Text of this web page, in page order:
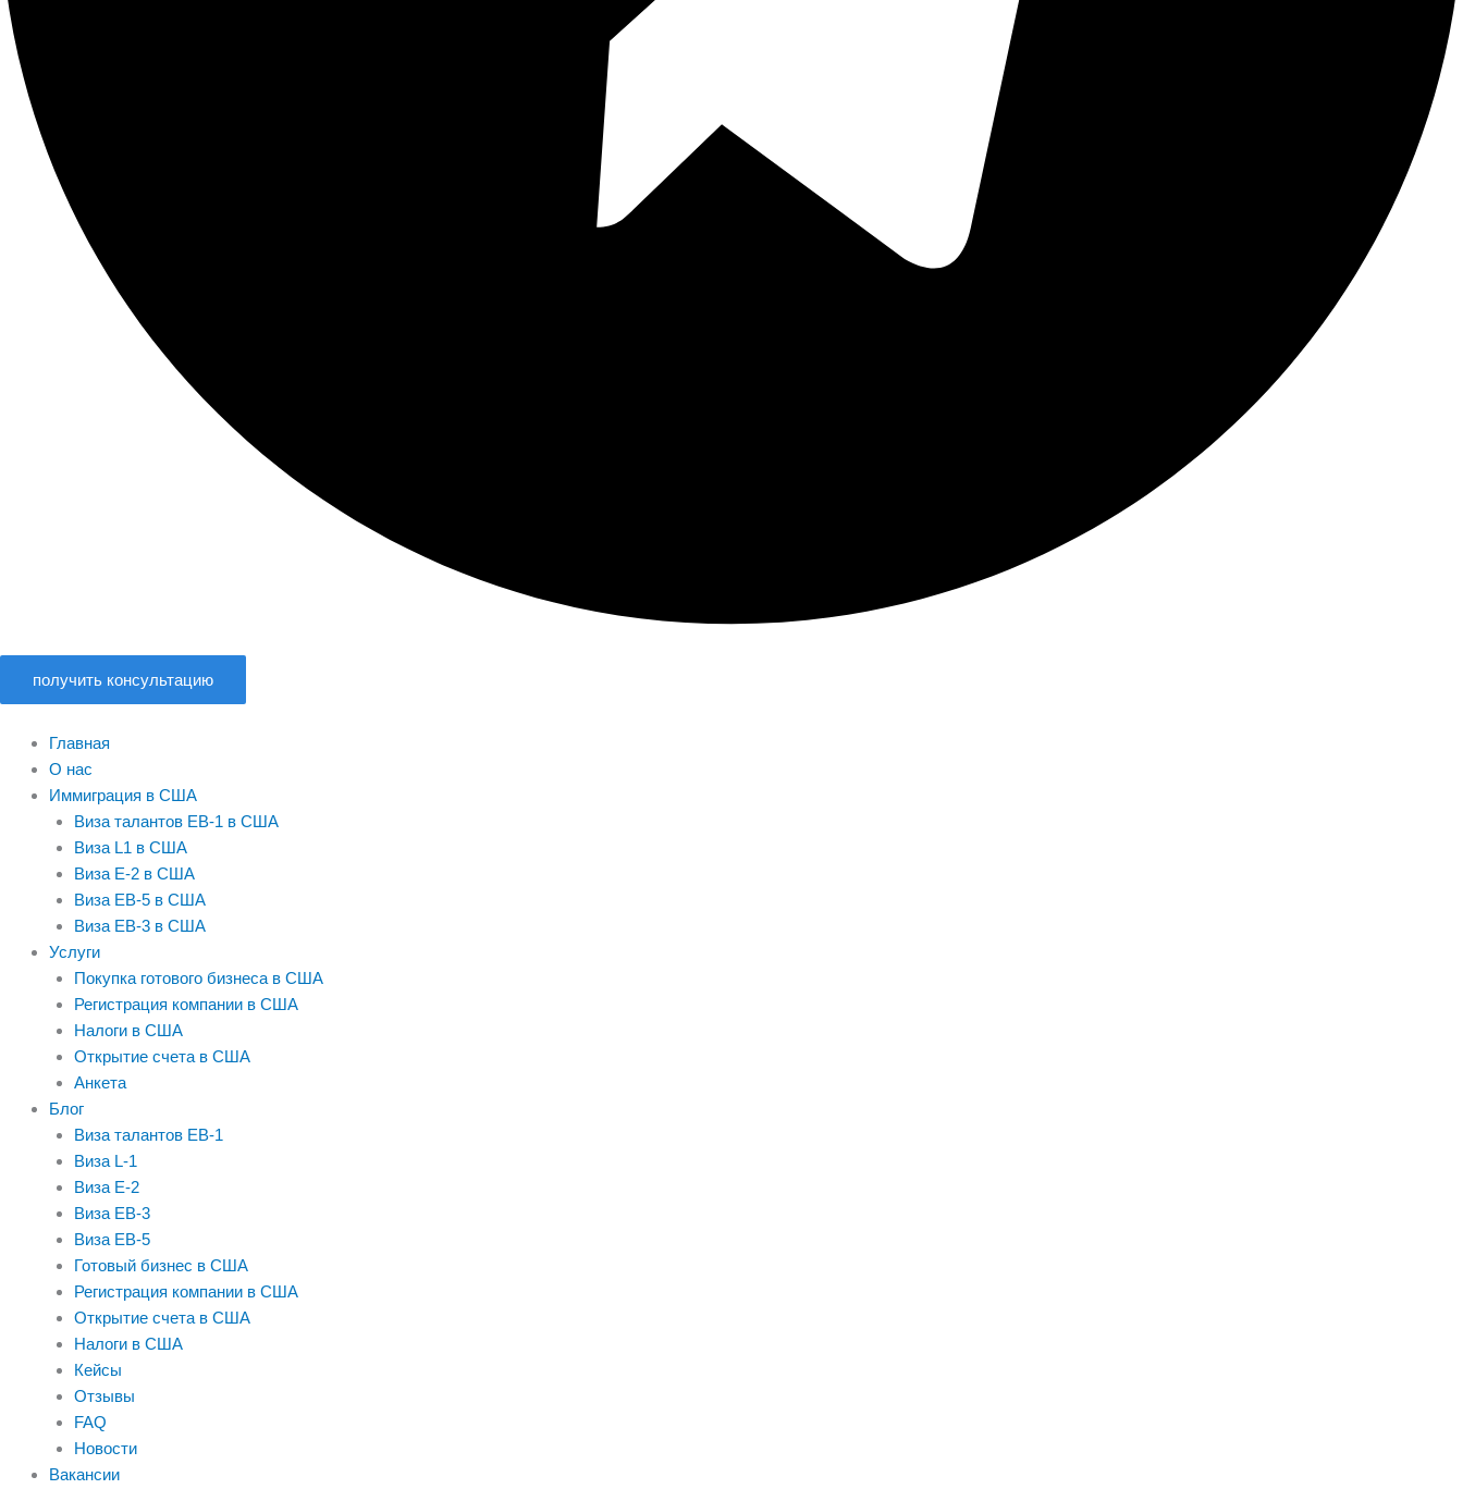
получить консультацию
Главная
О нас
Иммиграция в США
Виза талантов EB-1 в США
Виза L1 в США
Виза E-2 в США
Виза EB-5 в США
Виза EB-3 в США
Услуги
Покупка готового бизнеса в США
Регистрация компании в США
Налоги в США
Открытие счета в США
Анкета
Блог
Виза талантов EB-1
Виза L-1
Виза E-2
Виза EB-3
Виза EB-5
Готовый бизнес в США
Регистрация компании в США
Открытие счета в США
Налоги в США
Кейсы
Отзывы
FAQ
Новости
Вакансии